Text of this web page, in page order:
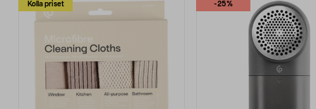
Kolla priset -25%